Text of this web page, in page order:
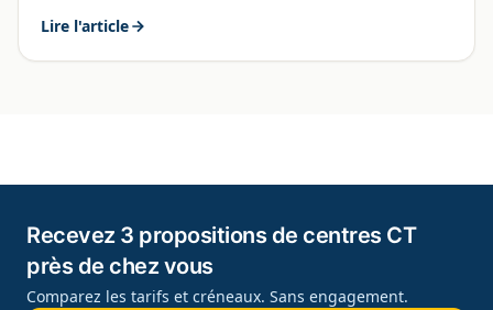
Lire l'article
Recevez 3 propositions de centres CT
près de chez vous
Comparez les tarifs et créneaux. Sans engagement.